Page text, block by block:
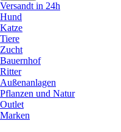
Versandt in 24h
Hund
Katze
Tiere
Zucht
Bauernhof
Ritter
Außenanlagen
Pflanzen und Natur
Outlet
Marken